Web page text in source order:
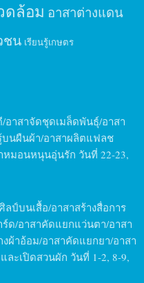
ดล้อม อาสาต่างแดน
ชน เรียนรู้เกษตร
อาสาจัดชุดเมล็ดพันธุ์/อาสา
บนผืนผ้า/อาสาผลิตแฟลช
หมอนหนุนอุ่นรัก วันที่ 22-23,
ลป์บนเสื้อ/อาสาสร้างสื่อการ
ด/อาสาคัดแยกแว่นตา/อาสา
ผ้าอ้อม/อาสาคัดแยกยา/อาสา
ะเปิดสวนผัก วันที่ 1-2, 8-9,